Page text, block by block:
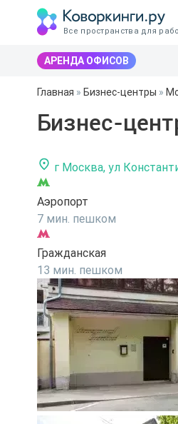
Все пространства для
АРЕНДА ОФИСОВ
Главная » Бизнес-центры »
Бизнес-
г Москва, ул
Аэропорт
7 мин. пешком
Гражданская
13 мин. пешком